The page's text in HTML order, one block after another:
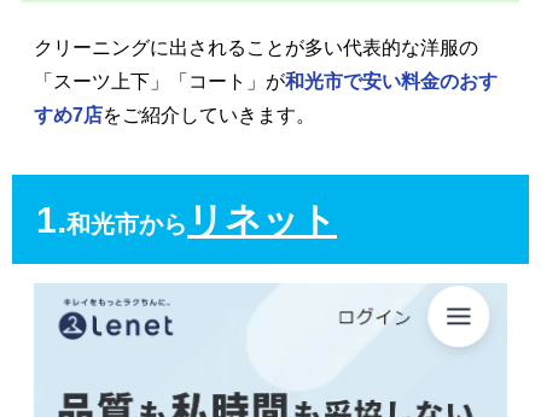
クリーニングに出されることが多い代表的な洋服の
「スーツ上下」「コート」が和光市で安い料金のおす
すめ7店をご紹介していきます。
1.和光市から リネット